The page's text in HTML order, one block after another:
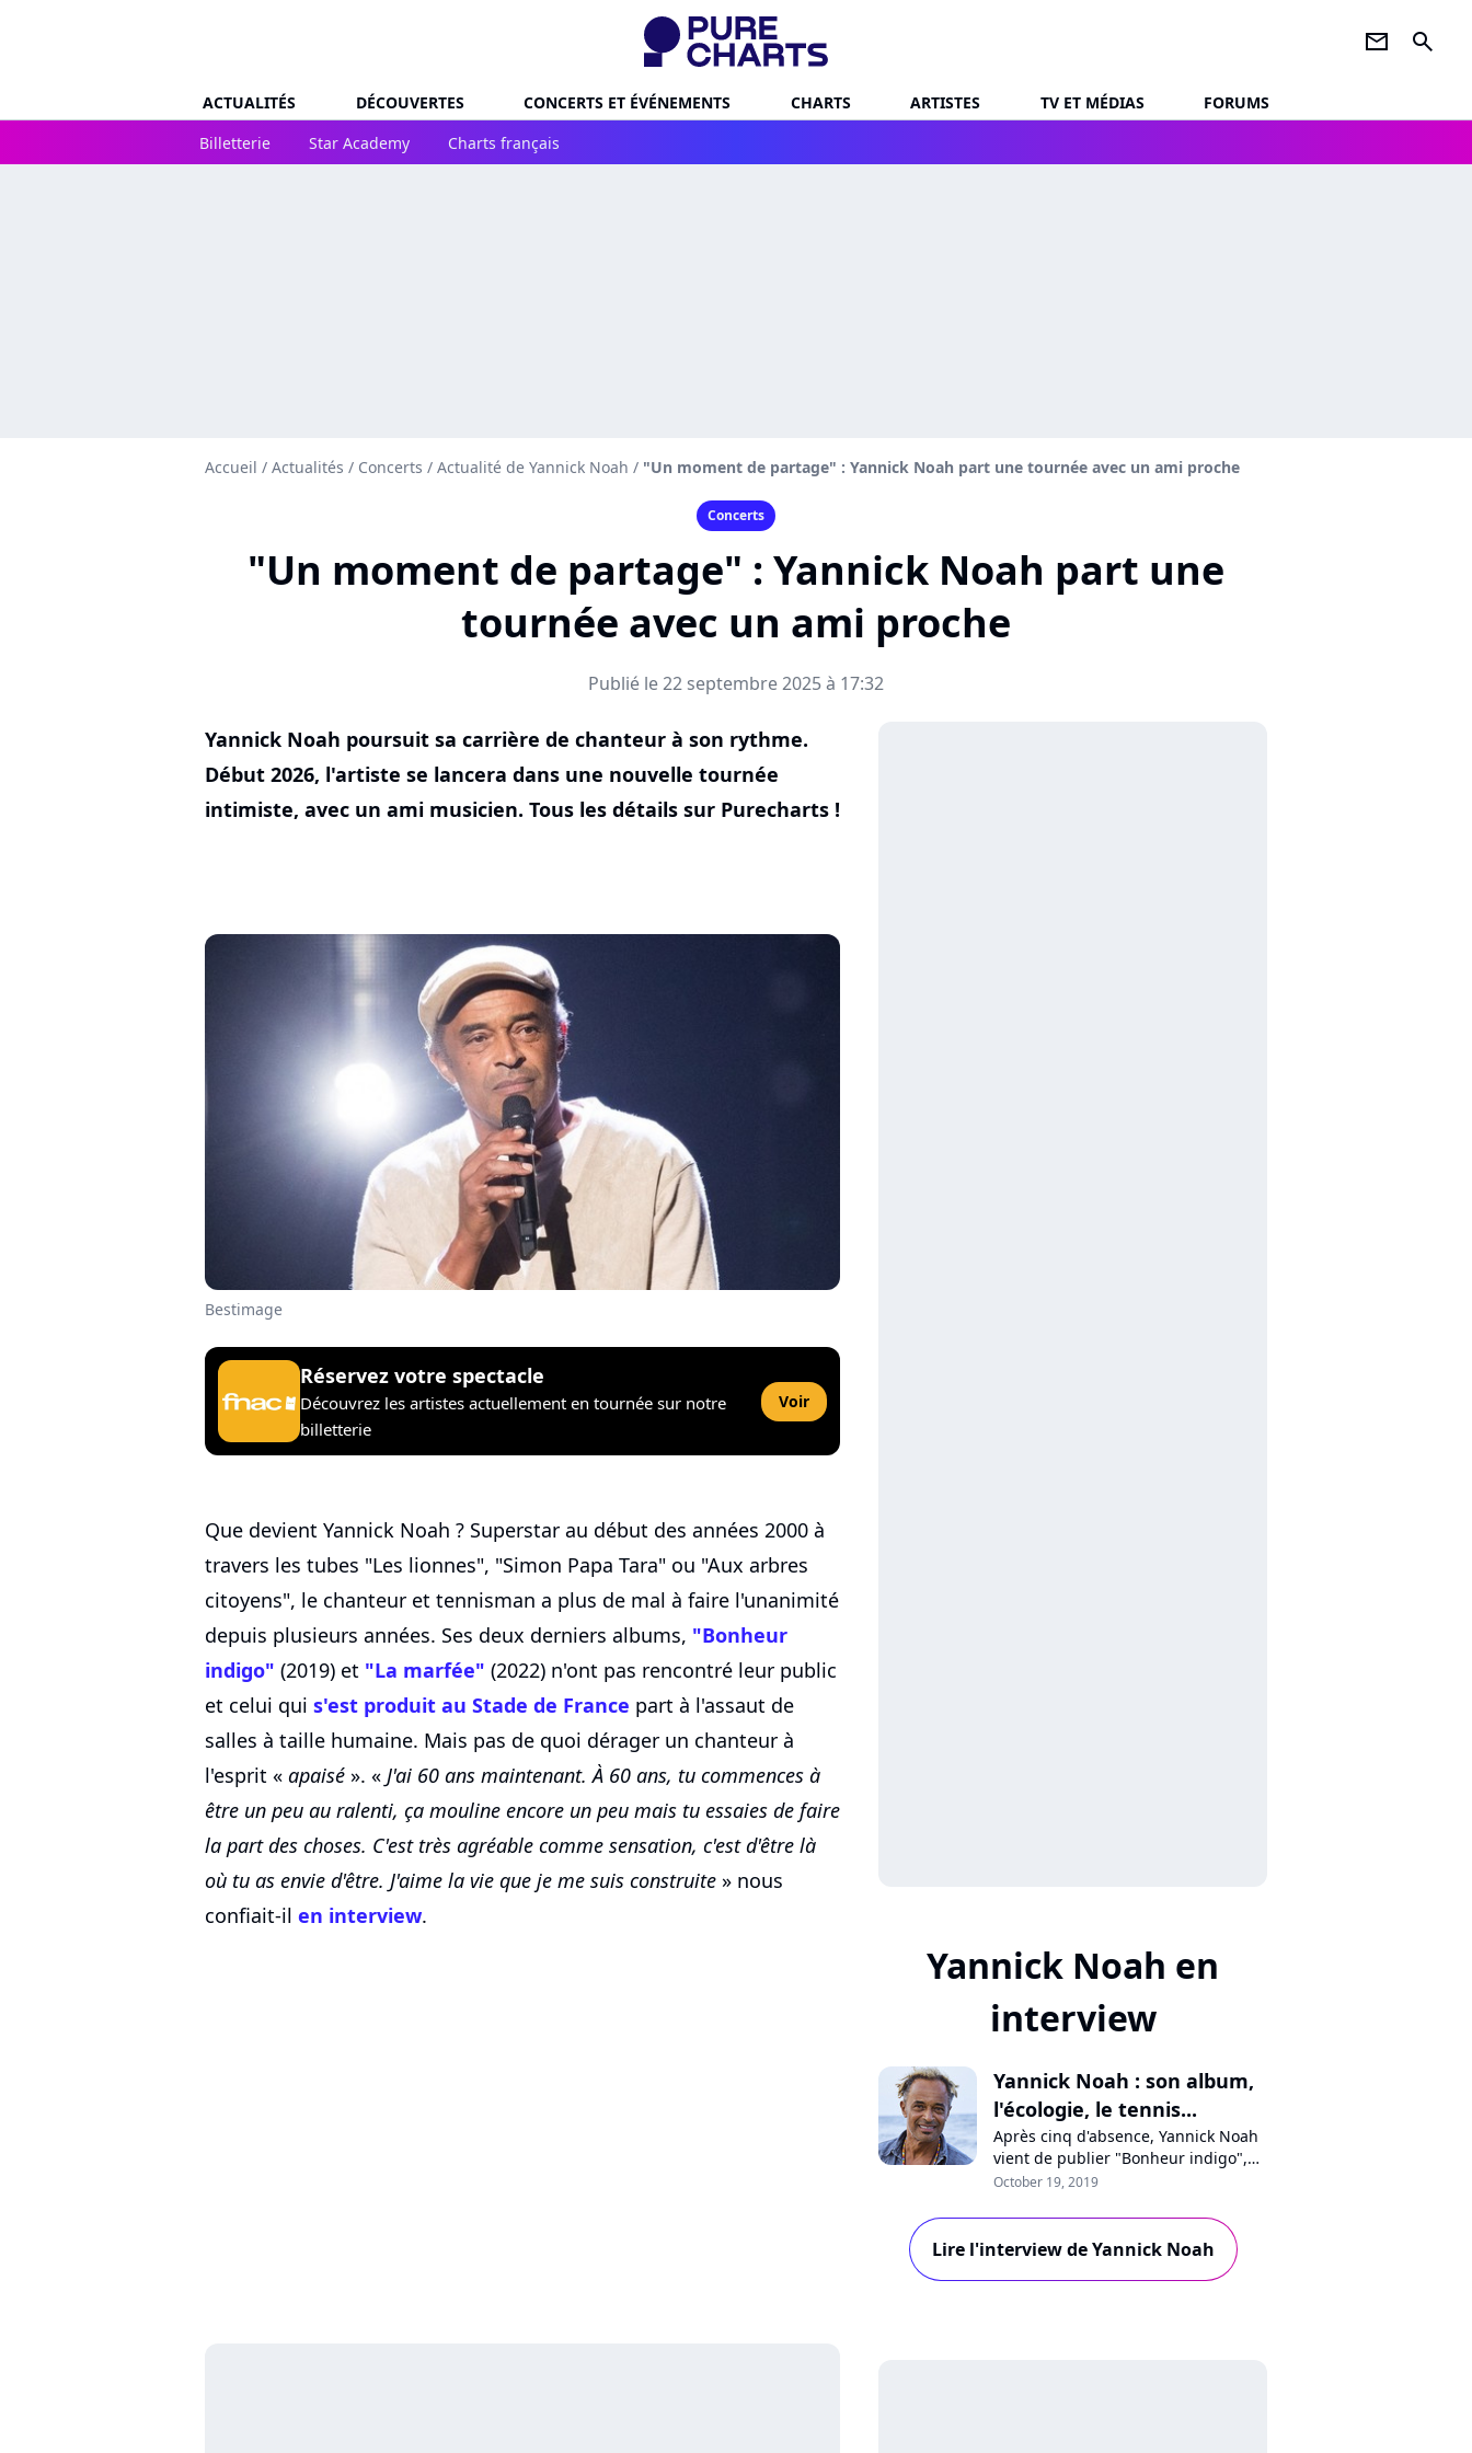
newsletter search
ACTUALITÉS DÉCOUVERTES CONCERTS ET ÉVÉNEMENTS CHARTS ARTISTES TV ET MÉDIAS
FORUMS
Billetterie
Star Academy Charts français
Accueil / Actualités / Concerts / Actualité de Yannick Noah / "Un moment de partage" : Yannick Noah part une tournée avec un ami proche
Concerts
"Un moment de partage" : Yannick Noah part une
tournée avec un ami proche
Publié le 22 septembre 2025 à 17:32
Yannick Noah poursuit sa carrière de chanteur à son rythme.
Début 2026, l'artiste se lancera dans une nouvelle tournée
intimiste, avec un ami musicien. Tous les détails sur Purecharts !
Bestimage
Réservez votre spectacle
Découvrez les artistes actuellement en tournée sur notre
billetterie
Voir
Que devient Yannick Noah ? Superstar au début des années 2000 à
travers les tubes "Les lionnes", "Simon Papa Tara" ou "Aux arbres
citoyens", le chanteur et tennisman a plus de mal à faire l'unanimité
depuis plusieurs années. Ses deux derniers albums, "Bonheur
indigo" (2019) et "La marfée" (2022) n'ont pas rencontré leur public
et celui qui s'est produit au Stade de France part à l'assaut de
salles à taille humaine. Mais pas de quoi dérager un chanteur à
l'esprit « apaisé ». « J'ai 60 ans maintenant. À 60 ans, tu commences à
être un peu au ralenti, ça mouline encore un peu mais tu essaies de faire
la part des choses. C'est très agréable comme sensation, c'est d'être là
où tu as envie d'être. J'aime la vie que je me suis construite » nous
confiait-il en interview.
Yannick Noah en
interview
Yannick Noah : son album,
l'écologie, le tennis...
Après cinq d'absence, Yannick Noah
vient de publier "Bonheur indigo",
un nouvel album aux chansons
Charts, le chanteur se confie sur son
optimisme, sa position de chanteur
October 19, 2019
Lire l'interview de Yannick Noah